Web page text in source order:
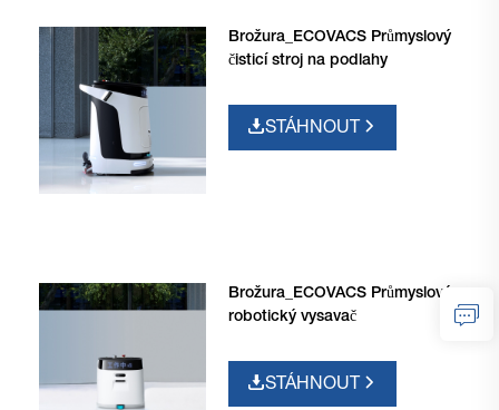
Brožura_ECOVACS Průmyslový
čisticí stroj na podlahy
STÁHNOUT
Brožura_ECOVACS Průmyslový
robotický vysavač
STÁHNOUT